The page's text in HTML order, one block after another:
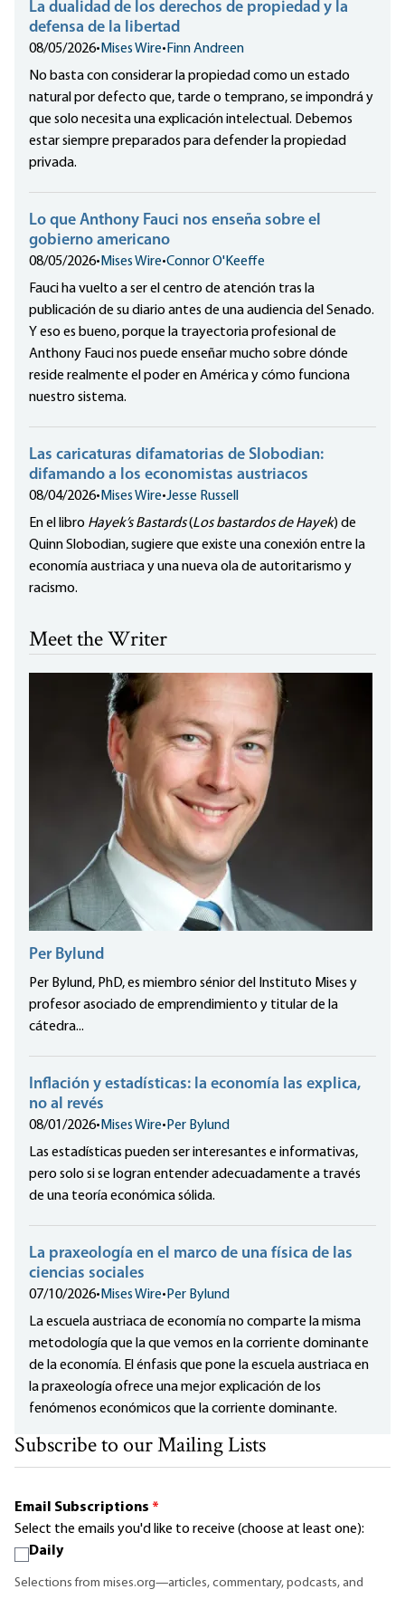
La dualidad de los derechos de propiedad y la
defensa de la libertad
08/05/2026• Mises Wire• Finn Andreen
No basta con considerar la propiedad como un estado
natural por defecto que, tarde o temprano, se impondrá y
que solo necesita una explicación intelectual. Debemos
estar siempre preparados para defender la propiedad
privada.
Lo que Anthony Fauci nos enseña sobre el
gobierno americano
08/05/2026• Mises Wire•Connor O'Keeffe
Fauci ha vuelto a ser el centro de atención tras la
publicación de su diario antes de una audiencia del Senado.
Y eso es bueno, porque la trayectoria profesional de
Anthony Fauci nos puede enseñar mucho sobre dónde
reside realmente el poder en América y cómo funciona
nuestro sistema.
Las caricaturas difamatorias de Slobodian:
difamando a los economistas austriacos
08/04/2026• Mises Wire•Jesse Russell
En el libro Hayek’s Bastards(Los bastardos de Hayek) de
Quinn Slobodian, sugiere que existe una conexión entre la
economía austriaca y una nueva ola de autoritarismo y
racismo.
Meet the Writer
Per Bylund
Per Bylund, PhD, es miembro sénior del Instituto Mises y
profesor asociado de emprendimiento y titular de la
cátedra...
Inflación y estadísticas: la economía las explica,
no al revés
08/01/2026• Mises Wire• Per Bylund
Las estadísticas pueden ser interesantes e informativas,
pero solo si se logran entender adecuadamente a través
de una teoría económica sólida.
La praxeología en el marco de una física de las
ciencias sociales
07/10/2026• Mises Wire• Per Bylund
La escuela austriaca de economía no comparte la misma
metodología que la que vemos en la corriente dominante
de la economía. El énfasis que pone la escuela austriaca en
la praxeología ofrece una mejor explicación de los
fenómenos económicos que la corriente dominante.
Subscribe to our Mailing Lists
Email Subscriptions *
Select the emails you'd like to receive (choose at least one):
Daily
Selections from mises.org—articles, commentary, podcasts, and